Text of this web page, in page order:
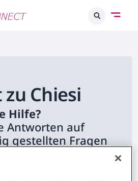
Chiesi
Hilfe?
Antworten auf
gestellten Fragen